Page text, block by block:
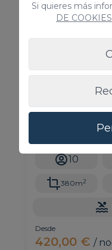
Villa Piedra
piscina privada de
más lujosas del
10
380m2
Desde
420,00 €/
Si quieres más
DE COOKIES